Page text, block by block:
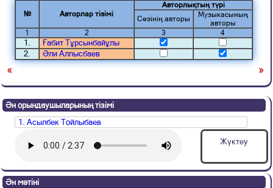
№ Авторлар тізімі
Авторлықтың түрі
Сөзінің авторы
Музыкасының
авторы
1
2 3 4
1.
Ғабит Тұрсынбайұлы
2.
Әли Алпысбаев
« »
Ән орындаушыларының тізімі
1. Асылбек Тойлыбаев
Жүктеу
Ән мәтіні